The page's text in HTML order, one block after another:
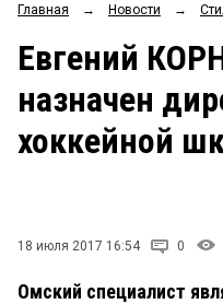
ОБЩЕСТВО
ЗАКОН
НОВОСТИ КОМПАНИЙ
Главная → Новости →
Евгений
назначен
хоккейной
18 июля 2017 16:54 0
Омский специалист